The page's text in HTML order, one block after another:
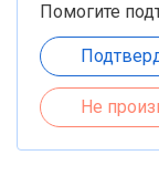
Помогите
Не